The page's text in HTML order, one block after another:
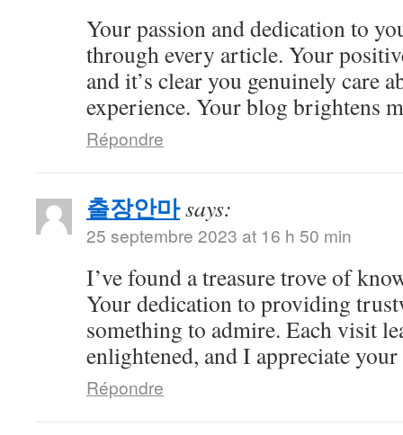
Your passion and dedication to
through every article. Your
and it’s clear you genuinely care
experience. Your blog brightens
Répondre
출장안마says:
25 septembre 2023 at 16 h 50 min
I’ve found a treasure trove of
Your dedication to providing
something to admire. Each visit
enlightened, and I appreciate
Répondre